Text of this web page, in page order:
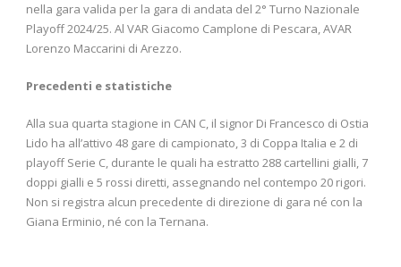
nella gara valida per la gara di andata del 2° Turno Nazionale
Playoff 2024/25. Al VAR Giacomo Camplone di Pescara, AVAR
Lorenzo Maccarini di Arezzo.
Precedenti e statistiche
Alla sua quarta stagione in CAN C, il signor Di Francesco di Ostia
Lido ha all’attivo 48 gare di campionato, 3 di Coppa Italia e 2 di
playoff Serie C, durante le quali ha estratto 288 cartellini gialli, 7
doppi gialli e 5 rossi diretti, assegnando nel contempo 20 rigori.
Non si registra alcun precedente di direzione di gara né con la
Giana Erminio, né con la Ternana.